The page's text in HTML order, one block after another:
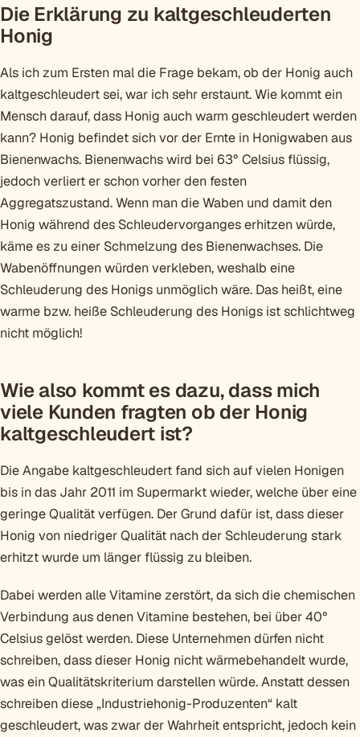
Die Erklärung zu kaltgeschleuderten
Honig
Als ich zum Ersten mal die Frage bekam, ob der Honig auch
kaltgeschleudert sei, war ich sehr erstaunt. Wie kommt ein
Mensch darauf, dass Honig auch warm geschleudert werden
kann? Honig befindet sich vor der Ernte in Honigwaben aus
Bienenwachs. Bienenwachs wird bei 63° Celsius flüssig,
jedoch verliert er schon vorher den festen
Aggregatszustand. Wenn man die Waben und damit den
Honig während des Schleudervorganges erhitzen würde,
käme es zu einer Schmelzung des Bienenwachses. Die
Wabenöffnungen würden verkleben, weshalb eine
Schleuderung des Honigs unmöglich wäre. Das heißt, eine
warme bzw. heiße Schleuderung des Honigs ist schlichtweg
nicht möglich!
Wie also kommt es dazu, dass mich
viele Kunden fragten ob der Honig
kaltgeschleudert ist?
Die Angabe kaltgeschleudert fand sich auf vielen Honigen
bis in das Jahr 2011 im Supermarkt wieder, welche über eine
geringe Qualität verfügen. Der Grund dafür ist, dass dieser
Honig von niedriger Qualität nach der Schleuderung stark
erhitzt wurde um länger flüssig zu bleiben.
Dabei werden alle Vitamine zerstört, da sich die chemischen
Verbindung aus denen Vitamine bestehen, bei über 40°
Celsius gelöst werden. Diese Unternehmen dürfen nicht
schreiben, dass dieser Honig nicht wärmebehandelt wurde,
was ein Qualitätskriterium darstellen würde. Anstatt dessen
schreiben diese „Industriehonig-Produzenten“ kalt
geschleudert, was zwar der Wahrheit entspricht, jedoch kein